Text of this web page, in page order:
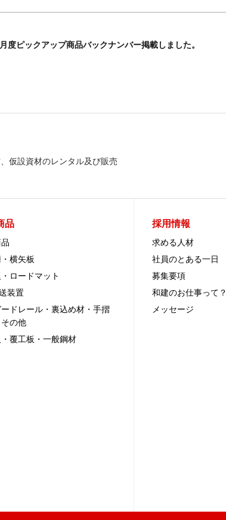
度ピックアップ商品バックナンバー掲載しました。
仮設資材のレンタル及び販売
品
横矢板
ロードマット
装置
ドレール・裏込め材・手摺
の他
覆工板・一般鋼材
採用情報
求める人材
社員のとある一日
募集要項
和建のお仕事って？
メッセージ